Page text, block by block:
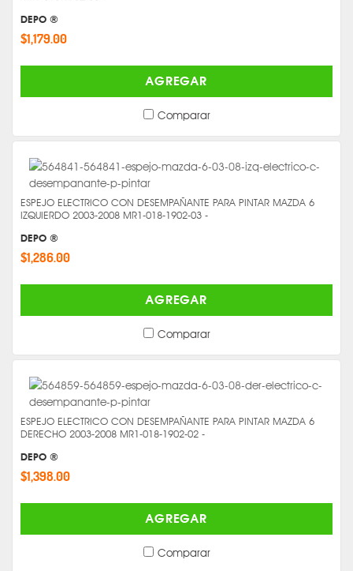
DEPO ®
$1,179.00
AGREGAR
Comparar
ESPEJO ELECTRICO CON DESEMPAÑANTE PARA PINTAR MAZDA 6
IZQUIERDO 2003-2008 MR1-018-1902-03 -
DEPO ®
$1,286.00
AGREGAR
Comparar
ESPEJO ELECTRICO CON DESEMPAÑANTE PARA PINTAR MAZDA 6
DERECHO 2003-2008 MR1-018-1902-02 -
DEPO ®
$1,398.00
AGREGAR
Comparar